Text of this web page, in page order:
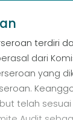
terdiri
dari
yang
telah